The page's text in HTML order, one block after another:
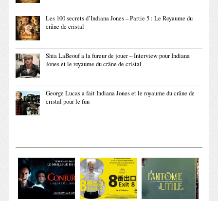
Les 100 secrets d’Indiana Jones – Partie 5 : Le Royaume du
crâne de cristal
Shia LaBeouf a la fureur de jouer – Interview pour Indiana
Jones et le royaume du crâne de cristal
George Lucas a fait Indiana Jones et le royaume du crâne de
cristal pour le fun